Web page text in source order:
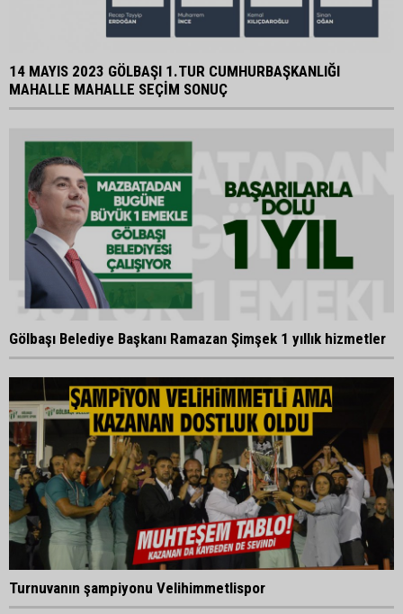
14 MAYIS 2023 GÖLBAŞI 1.TUR CUMHURBAŞKANLIĞI
MAHALLE MAHALLE SEÇİM SONUÇ
Gölbaşı Belediye Başkanı Ramazan Şimşek 1 yıllık hizmetler
Turnuvanın şampiyonu Velihimmetlispor